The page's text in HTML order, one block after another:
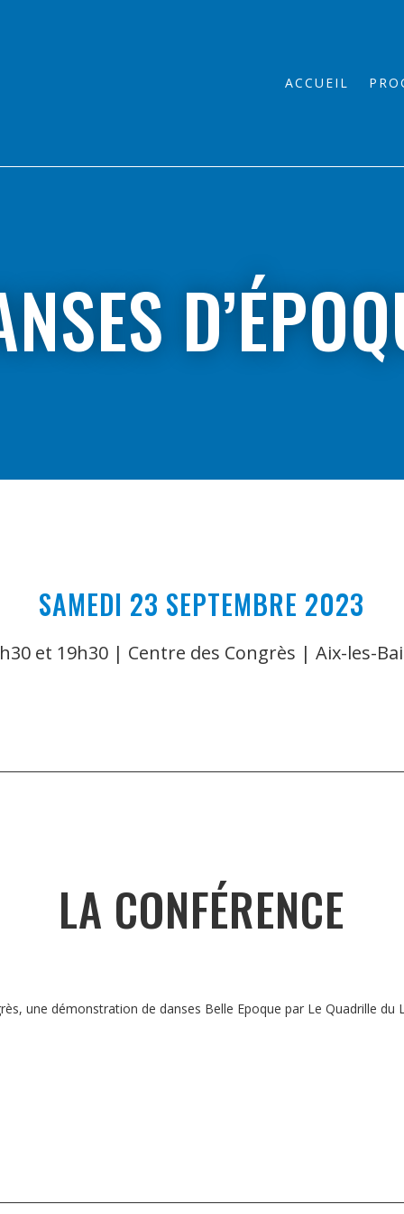
ACCUEIL
SAMEDI 23 SEPTEMBRE 2023
et 19h30 | Centre des Congrès | Aix-les-
LA CONFÉRENCE
une démonstration de danses Belle Epoque par Le Quadrille du